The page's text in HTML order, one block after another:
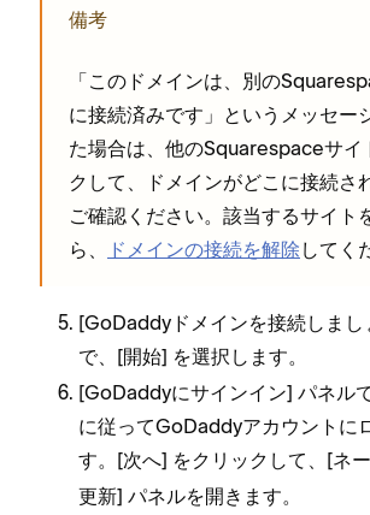
備考
「⁠⁠⁠このドメインは⁠⁠⁠、別の
に接続済みです⁠⁠⁠」というメ⁠⁠⁠ッセ⁠⁠⁠ー
た場合は⁠⁠⁠、他のSquarespaceサイ
クして⁠⁠⁠、ドメインがどこに接続さ
ご確認ください⁠⁠⁠。該当するサイト
ら⁠⁠⁠、
ドメインの接続を解除 してく
[⁠⁠⁠GoDaddyドメインを接続しまし⁠⁠⁠
で⁠⁠⁠、[⁠⁠⁠開始⁠⁠⁠] を選択します⁠⁠⁠。
[⁠⁠⁠GoDaddyにサインイン⁠⁠⁠] パネル
に従⁠⁠⁠ってGoDaddyアカウントに
す⁠⁠⁠。[⁠⁠⁠次へ⁠⁠⁠] をクリ⁠⁠⁠ックして⁠⁠⁠、[⁠⁠⁠ネ⁠⁠⁠
更新⁠⁠⁠] パネルを開きます⁠⁠⁠。